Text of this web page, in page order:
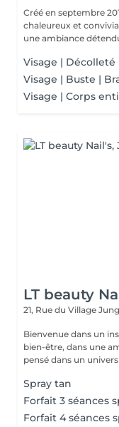
Créé en septembre
chaleureux et
une ambiance
Visage | Décolleté
Visage | Buste |
Visage | Corps
LT beauty
21, Rue du Village
Bienvenue dans un
bien-être, dans une
pensé dans un univers
Spray tan
Forfait 3 séances
Forfait 4 séances